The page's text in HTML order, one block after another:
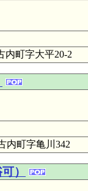
内町字大平20-2
内町字亀川342
）